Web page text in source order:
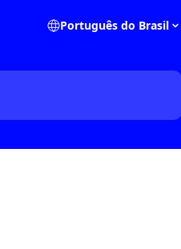
Português do Brasil